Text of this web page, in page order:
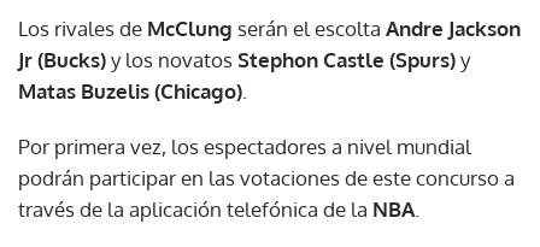
Los rivales de McClung serán el escolta Andre Jackson
Jr (Bucks)y los novatosStephon Castle (Spurs)y
Matas Buzelis (Chicago)
Por primera vez, los espectadores a nivel mundial
podrán participar en las votaciones de este concurso a
través de la aplicación telefónica de la NBA